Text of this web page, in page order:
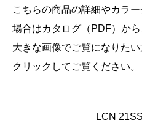
こちらの商品の詳細やカラ
場合はカタログ（PDF）から
大きな画像でご覧になりた
クリックしてご覧ください。
LCN